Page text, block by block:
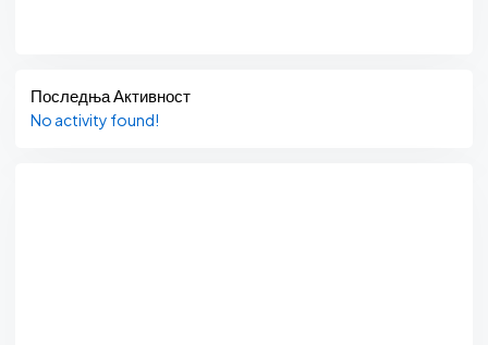
Последња Активност
No activity found!